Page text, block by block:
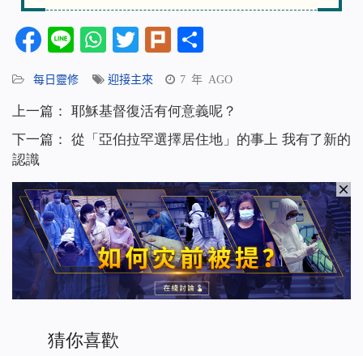
Facebook
LineWhatsApp
Twitter
Plurk
每日靈修 迎接主來 7 年 AGO
上一篇： 耶穌基督復活有何意義呢？
下一篇： 從「亞伯拉罕選擇居住地」的事上 我有了新的
認識
猜你喜歡